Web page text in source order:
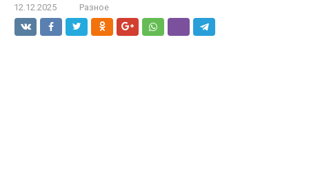
12.12.2025 Разное